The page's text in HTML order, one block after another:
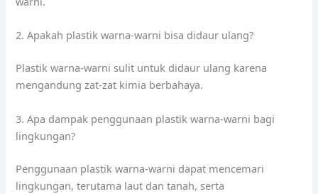
2. Apakah plastik warna-warni bisa didaur ulang?
Plastik warna-warni sulit untuk didaur ulang karena
mengandung zat-zat kimia berbahaya.
3. Apa dampak penggunaan plastik warna-warni bagi
lingkungan?
Penggunaan plastik warna-warni dapat mencemari
lingkungan, terutama laut dan tanah, serta